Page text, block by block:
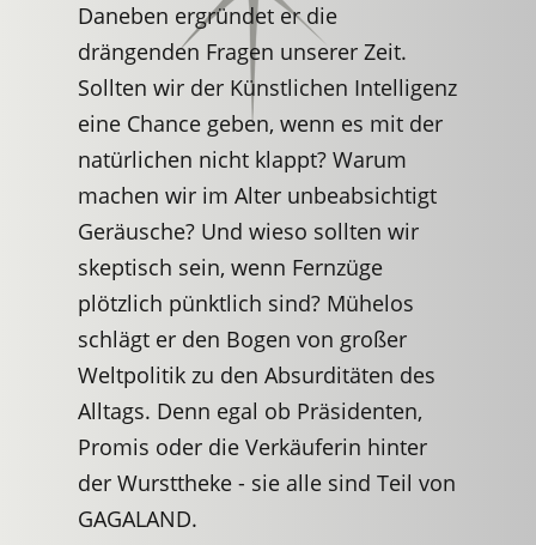
Daneben ergründet er die
drängenden Fragen unserer Zeit.
Sollten wir der Künstlichen Intelligenz
eine Chance geben, wenn es mit der
natürlichen nicht klappt? Warum
machen wir im Alter unbeabsichtigt
Geräusche? Und wieso sollten wir
skeptisch sein, wenn Fernzüge
plötzlich pünktlich sind? Mühelos
schlägt er den Bogen von großer
Weltpolitik zu den Absurditäten des
Alltags. Denn egal ob Präsidenten,
Promis oder die Verkäuferin hinter
der Wursttheke - sie alle sind Teil von
GAGALAND.